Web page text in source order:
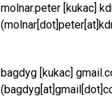
molnar.peter [kukac]
bagdyg [kukac]